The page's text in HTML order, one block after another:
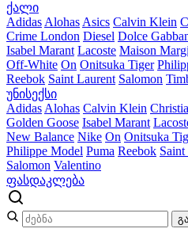
ქალი
Adidas Alohas Asics Calvin Klein
Crime London Diesel Dolce
Isabel Marant Lacoste Maison
Off-White On Onitsuka Tiger
Reebok Saint Laurent Salomon
უნისექსი
Adidas Alohas Calvin Klein
Golden Goose Isabel Marant
New Balance Nike On Onitsuka
Philippe Model Puma Reebok
Salomon Valentino
ფასდაკლება